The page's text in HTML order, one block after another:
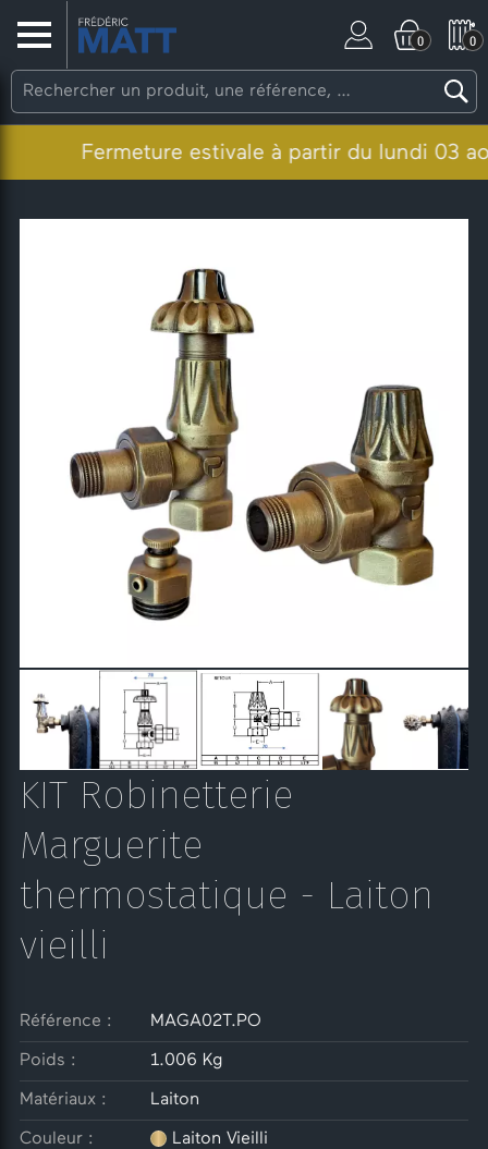
0 0
Fermeture estivale à partir du lundi 03
KIT Robinetterie
Marguerite
thermostatique - Laiton
vieilli
Référence : MAGA02T.PO
Poids : 1.006 Kg
Matériaux : Laiton
Couleur : Laiton Vieilli